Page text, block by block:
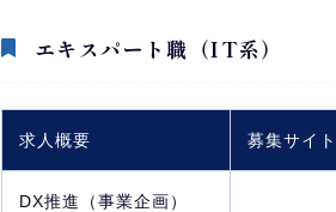
エキスパート職（IT系）
求人概要 募集サイト
DX推進（事業企画）